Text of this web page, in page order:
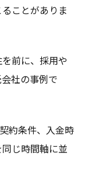
ことがありま
前に、採用や
社の事例で
約条件、入金時
じ時間軸に並
ます。
す。